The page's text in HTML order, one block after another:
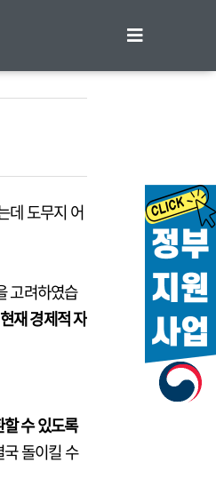
데 도무지 어
고려하였습
재 경제적 자
수 있도록
돌이킬 수